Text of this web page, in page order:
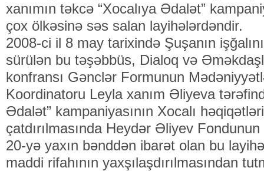
xanımın təkcə “Xocalıya Ədalət”
çox ölkəsinə səs salan layihələrdəndir.
2008-ci il 8 may tarixində Şuşanın
sürülən bu təşəbbüs, Dialoq və
konfransı Gənclər Formunun
Koordinatoru Leyla xanım Əliyeva
Ədalət” kampaniyasının Xocalı
çatdırılmasında Heydər Əliyev
20-yə yaxın bənddən ibarət olan bu
maddi rifahının yaxşılaşdırılmasından